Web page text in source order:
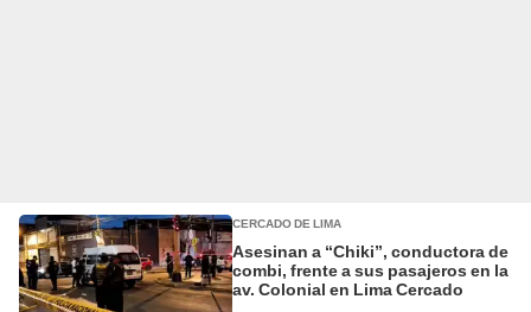
CERCADO DE LIMA
Asesinan a “Chiki”, conductora de
combi, frente a sus pasajeros en la
av. Colonial en Lima Cercado